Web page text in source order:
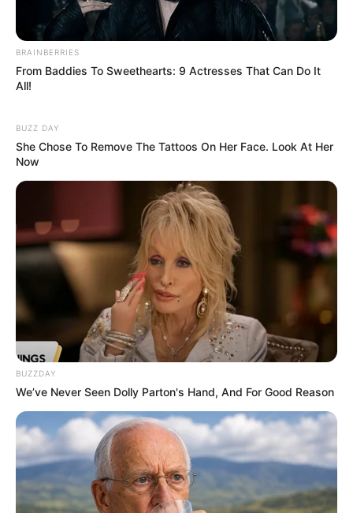
BRAINBERRIES
From Baddies To Sweethearts: 9 Actresses That Can Do It
All!
BUZZ DAY
She Chose To Remove The Tattoos On Her Face. Look At Her
Now
BUZZDAY
We’ve Never Seen Dolly Parton's Hand, And For Good Reason